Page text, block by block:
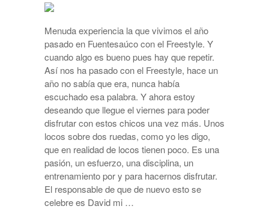
Menuda experiencia la que vivimos el año
pasado en Fuentesaúco con el Freestyle. Y
cuando algo es bueno pues hay que repetir.
Así nos ha pasado con el Freestyle, hace un
año no sabía que era, nunca había
escuchado esa palabra. Y ahora estoy
deseando que llegue el viernes para poder
disfrutar con estos chicos una vez más. Unos
locos sobre dos ruedas, como yo les digo,
que en realidad de locos tienen poco. Es una
pasión, un esfuerzo, una disciplina, un
entrenamiento por y para hacernos disfrutar.
El responsable de que de nuevo esto se
celebre es David mi …